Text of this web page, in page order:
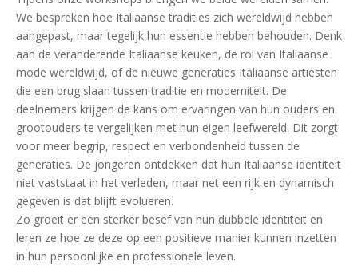
We bespreken hoe Italiaanse tradities zich wereldwijd hebben
aangepast, maar tegelijk hun essentie hebben behouden. Denk
aan de veranderende Italiaanse keuken, de rol van Italiaanse
mode wereldwijd, of de nieuwe generaties Italiaanse artiesten
die een brug slaan tussen traditie en moderniteit. De
deelnemers krijgen de kans om ervaringen van hun ouders en
grootouders te vergelijken met hun eigen leefwereld. Dit zorgt
voor meer begrip, respect en verbondenheid tussen de
generaties. De jongeren ontdekken dat hun Italiaanse identiteit
niet vaststaat in het verleden, maar net een rijk en dynamisch
gegeven is dat blijft evolueren.
Zo groeit er een sterker besef van hun dubbele identiteit en
leren ze hoe ze deze op een positieve manier kunnen inzetten
in hun persoonlijke en professionele leven.